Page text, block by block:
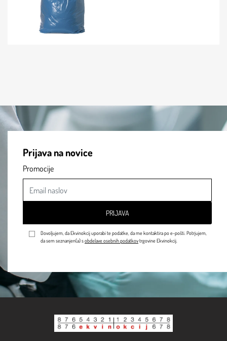
Prijava na novice
Promocije
PRIJAVA
Dovoljujem, da Ekvinokcij uporabi te podatke, da me kontaktira po e-pošti. Potrjujem,
da sem seznanjen(a) sobdelave osebnih podatkovtrgovine Ekvinokcij.